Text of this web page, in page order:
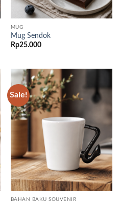
MUG
Mug Sendok
Rp25.000
Sale!
BAHAN BAKU SOUVENIR